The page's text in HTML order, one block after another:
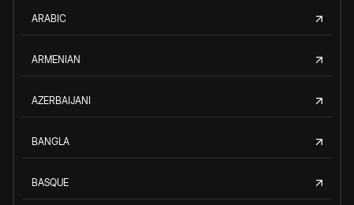
ARABIC
ARMENIAN
AZERBAIJANI
BANGLA
BASQUE